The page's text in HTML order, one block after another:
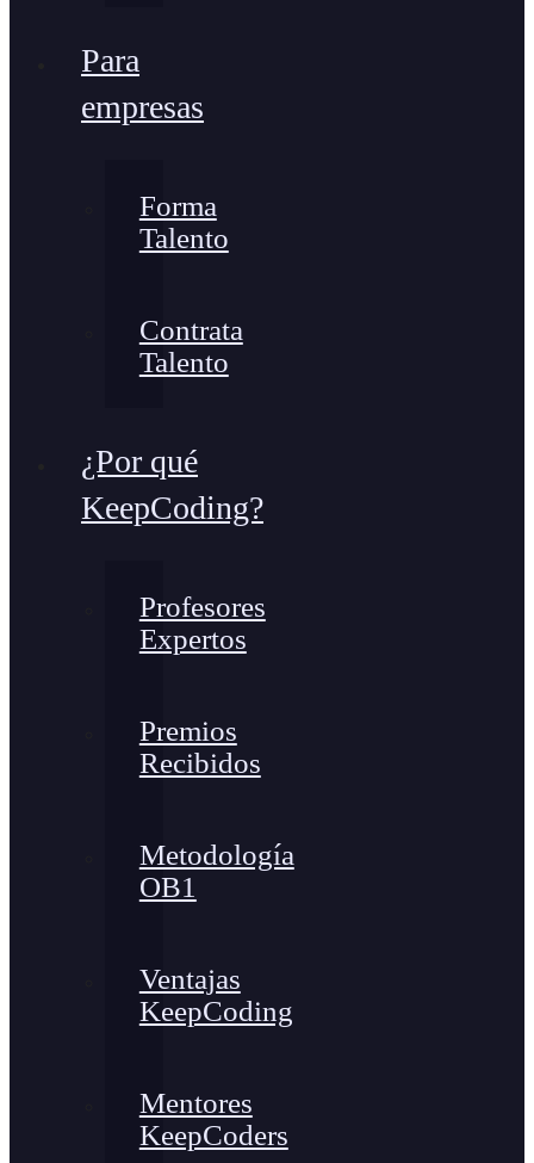
Para
empresas
Forma
Talento
Contrata
Talento
¿Por qué
KeepCoding?
Profesores
Expertos
Premios
Recibidos
Metodología
OB1
Ventajas
KeepCoding
Mentores
KeepCoders